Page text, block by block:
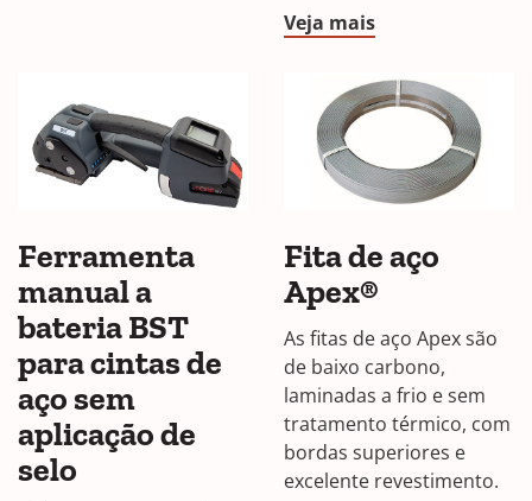
Veja mais
Ferramenta
manual a
bateria BST
para cintas de
aço sem
aplicação de
selo
Fita de aço
Apex®
As fitas de aço Apex são
de baixo carbono,
laminadas a frio e sem
tratamento térmico, com
bordas superiores e
excelente revestimento.